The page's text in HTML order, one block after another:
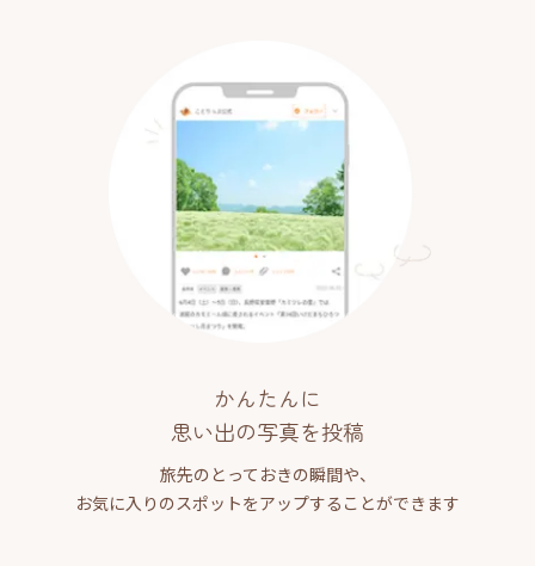
かんたんに
思い出の写真を投稿
旅先のとっておきの瞬間や、
お気に入りのスポットをアップすることができます